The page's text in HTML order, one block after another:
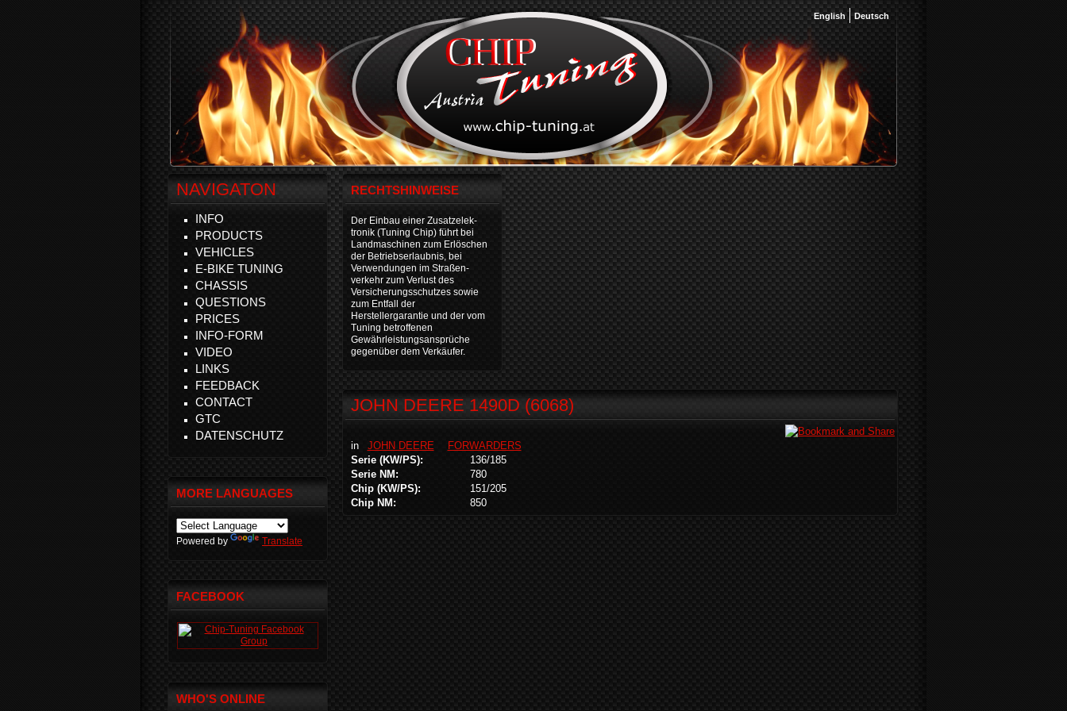
English Deutsch
RECHTSHINWEISE
Der Einbau einer Zusatzelek-
tronik (Tuning Chip) führt bei
Landmaschinen zum Erlöschen
der Betriebserlaubnis, bei
Verwendungen im Straßen-
verkehr zum Verlust des
Versicherungsschutzes sowie
zum Entfall der
Herstellergarantie und der vom
Tuning betroffenen
Gewährleistungsansprüche
gegenüber dem Verkäufer.
JOHN DEERE 1490D (6068)
in JOHN DEERE
FORWARDERS
Serie (KW/PS):
136/185
Serie NM:
780
Chip (KW/PS):
151/205
Chip NM:
850
NAVIGATON
INFO
PRODUCTS
VEHICLES
E-BIKE TUNING
CHASSIS
QUESTIONS
PRICES
INFO-FORM
VIDEO
LINKS
FEEDBACK
CONTACT
GTC
DATENSCHUTZ
MORE LANGUAGES
Powered by Translate
FACEBOOK
WHO'S ONLINE